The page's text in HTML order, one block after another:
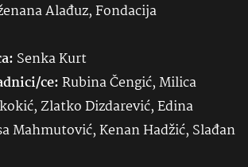
Alađuz, Fondacija
SenkaKurt
ce:Rubina Čengić, Milica
Zlatko Dizdarević, Edina
Mahmutović, Kenan Hadžić, Slađan